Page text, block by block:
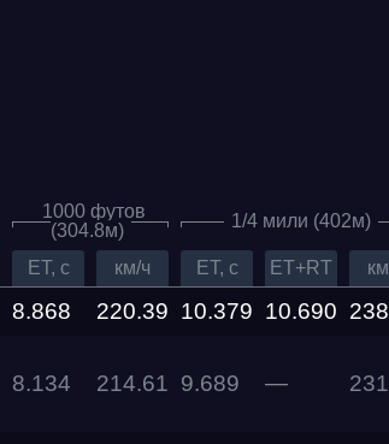
1000 футов
(304.8м)
1/4 мили (402м)
ET, c км/ч ET, c ET+RT
8.868 220.39 10.379 10.690
8.134 214.61 9.689 —